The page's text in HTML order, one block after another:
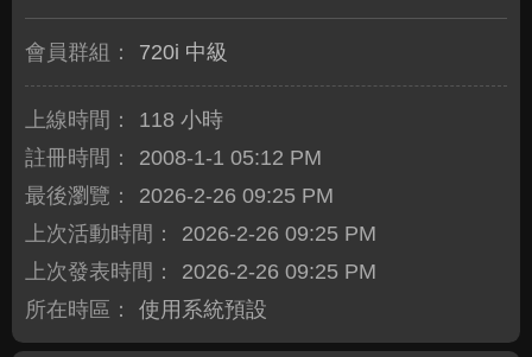
會員群組： 720i 中級
上線時間：
118 小時
註冊時間：
2008-1-1 05:12 PM
最後瀏覽：
2026-2-26 09:25 PM
上次活動時間：
2026-2-26 09:25 PM
上次發表時間：
2026-2-26 09:25 PM
所在時區：
使用系統預設